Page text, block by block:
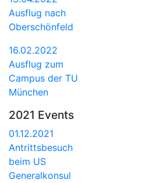
Ausflug nach
Oberschönfeld
16.02.2022
Ausflug zum
Campus der TU
München
2021 Events
01.12.2021
Antrittsbesuch
beim US
Generalkonsul